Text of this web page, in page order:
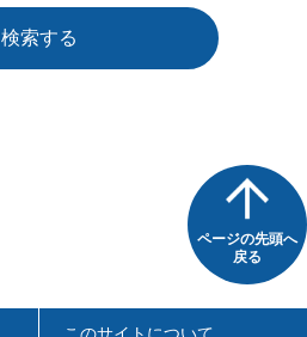
検索する
ページの先頭へ
戻る